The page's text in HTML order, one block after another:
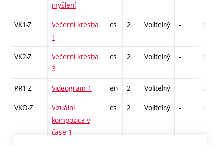
myšlení
VK1-Z
Večerní kresba
1
cs 2 Volitelný - zá
VK2-Z
Večerní kresba
3
cs 2 Volitelný - zá
PR1-Z Videogram 1 en 2 Volitelný - zá
VKO-Z
Vizuální
kompozice v
čase 1
cs 2 Volitelný - zá